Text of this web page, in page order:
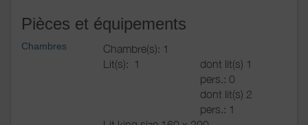
Pièces et équipements
Chambres
Chambre(s): 1
Lit(s):
1
dont lit(s) 1
pers.: 0
dont lit(s) 2
pers.: 1